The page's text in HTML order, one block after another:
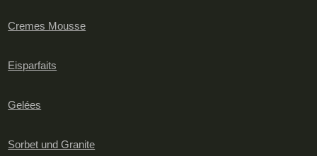
Cremes Mousse
Eisparfaits
Gelées
Sorbet und Granite